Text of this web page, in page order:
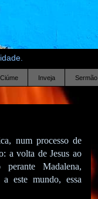
Ciúme Inveja Sermão
num processo de
a volta de Jesus ao
Madalena,
este mundo, essa